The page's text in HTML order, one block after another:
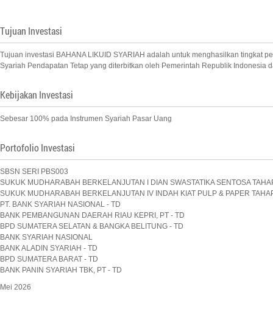
Tujuan Investasi
Tujuan investasi BAHANA LIKUID SYARIAH adalah untuk menghasilkan tingkat
Syariah Pendapatan Tetap yang diterbitkan oleh Pemerintah Republik
Kebijakan Investasi
Sebesar 100% pada Instrumen Syariah Pasar Uang
Portofolio Investasi
SBSN SERI PBS003
SUKUK MUDHARABAH BERKELANJUTAN I DIAN SWASTATIKA SENTOSA
SUKUK MUDHARABAH BERKELANJUTAN IV INDAH KIAT PULP & PAPER
PT. BANK SYARIAH NASIONAL - TD
BANK PEMBANGUNAN DAERAH RIAU KEPRI, PT - TD
BPD SUMATERA SELATAN & BANGKA BELITUNG - TD
BANK SYARIAH NASIONAL
BANK ALADIN SYARIAH - TD
BPD SUMATERA BARAT - TD
BANK PANIN SYARIAH TBK, PT - TD
Mei 2026